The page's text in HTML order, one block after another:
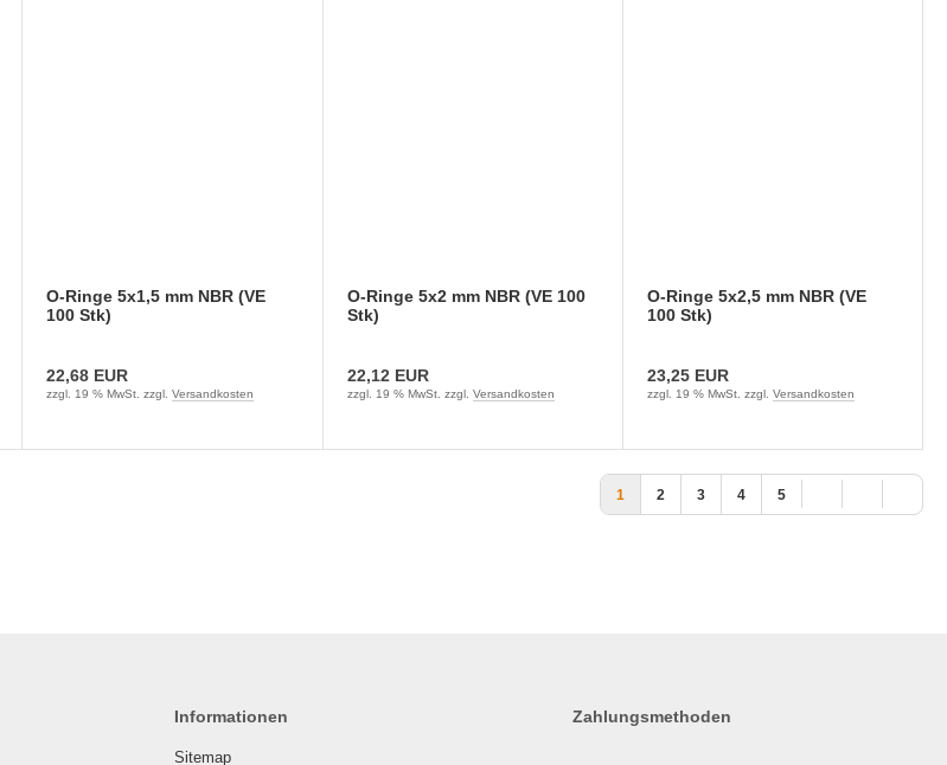
O-Ringe 5x1,5 mm NBR (VE
100 Stk)
22,68 EUR
zzgl. 19 % MwSt. zzgl.Versandkosten
O-Ringe 5x2 mm NBR (VE 100
Stk)
22,12 EUR
zzgl. 19 % MwSt. zzgl. Versandkosten
O-Ringe 5x2,5 mm NBR (VE
100 Stk)
23,25 EUR
zzgl. 19 % MwSt. zzgl. Versandkosten
1 2 3 4 5
Informationen
Sitemap
Zahlungsmethoden